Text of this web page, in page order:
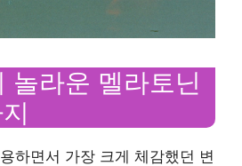
놀라운 멜라토닌
하면서 가장 크게 체감했던 변